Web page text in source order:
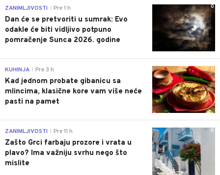
0
ZANIMLJIVOSTI Pre 1 h
Dan će se pretvoriti u sumrak: Evo
odakle će biti vidljivo potpuno
pomračenje Sunca 2026. godine
0
KUHINJA Pre 3 h
Kad jednom probate gibanicu sa
mlincima, klasične kore vam više neće
pasti na pamet
0
ZANIMLJIVOSTI Pre 11 h
Zašto Grci farbaju prozore i vrata u
plavo? Ima važniju svrhu nego što
mislite